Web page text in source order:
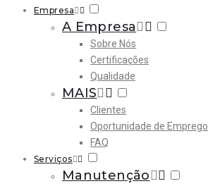
Empresa
A Empresa
Sobre Nós
Certificações
Qualidade
MAIS
Clientes
Oportunidade de Emprego
FAQ
Serviços
Manutenção